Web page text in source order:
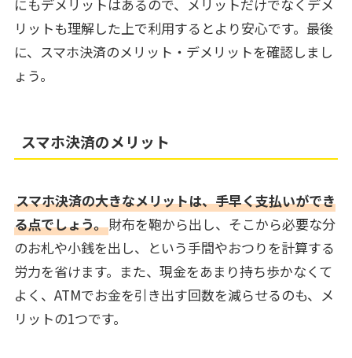
にもデメリットはあるので、メリットだけでなくデメ
リットも理解した上で利用するとより安心です。最後
に、スマホ決済のメリット・デメリットを確認しまし
ょう。
スマホ決済のメリット
スマホ決済の大きなメリットは、手早く支払いができ
る点でしょう。財布を鞄から出し、そこから必要な分
のお札や小銭を出し、という手間やおつりを計算する
労力を省けます。また、現金をあまり持ち歩かなくて
よく、ATMでお金を引き出す回数を減らせるのも、メ
リットの1つです。